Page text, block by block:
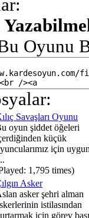
Oyunu
Savaşları Oyunu
oyun şiddet öğeleri
küçük
için
1,795 times)
Asker
asker şehri alman
istilasından
için görev